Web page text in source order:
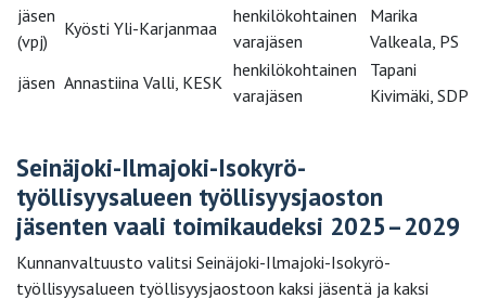
jäsen
(vpj)
Kyösti Yli-Karjanmaa
henkilökohtainen
varajäsen
Marika
Valkeala, PS
jäsen Annastiina Valli, KESK
henkilökohtainen
varajäsen
Tapani
Kivimäki, SDP
Seinäjoki-Ilmajoki-Isokyrö-
työllisyysalueen työllisyysjaoston
jäsenten vaali toimikaudeksi 2025–2029
Kunnanvaltuusto valitsi Seinäjoki-Ilmajoki-Isokyrö-
työllisyysalueen työllisyysjaostoon kaksi jäsentä ja kaksi